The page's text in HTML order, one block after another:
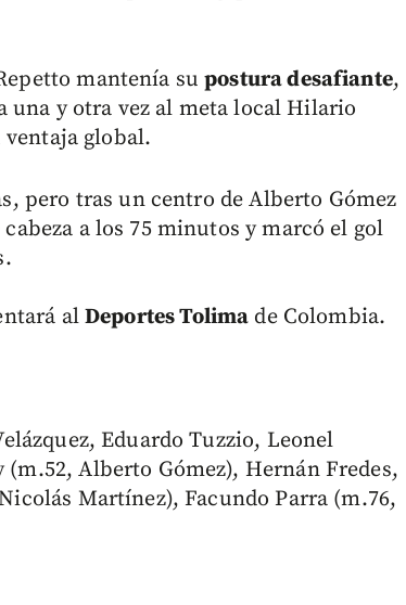
mantenía supostura desafiante,
una y otra vez al meta local Hilario
ventaja global.
pero tras un centro de Alberto Gómez
a los 75 minutos y marcó el gol
alDeportes Tolima de Colombia.
Eduardo Tuzzio, Leonel
Alberto Gómez), Hernán Fredes,
Martínez), Facundo Parra (m.76,